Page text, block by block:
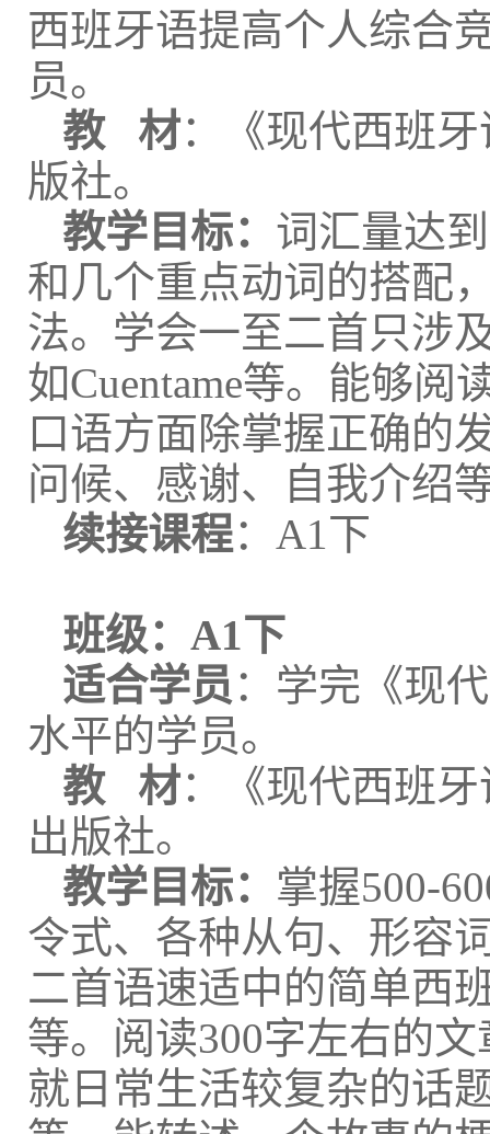
西班牙语提高个人综合
员。
教 材：《现代西班
版社。
教学目标： 词汇量达
和几个重点动词的搭配
法。学会一至二首只涉
如Cuentame等。能够阅
口语方面除掌握正确的
问候、感谢、自我介绍
续接课程：A1下
班级： A1下
适合学员 ：学完《现
水平的学员。
教 材：《现代西班
出版社。
教学目标： 掌握500-
令式、各种从句、形容
二首语速适中的简单西
等。阅读300字左右的
就日常生活较复杂的话